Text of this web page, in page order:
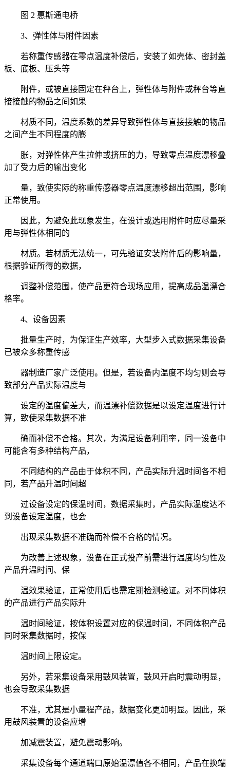
图 2 惠斯通电桥
3、弹性体与附件因素
若称重传感器在零点温度补偿后，安装了如壳体、密封盖
板、底板、压头等
附件，或被直接固定在秤台上，弹性体与附件或秤台等直
接接触的物品之间如果
材质不同，温度系数的差异导致弹性体与直接接触的物品
之间产生不同程度的膨
胀，对弹性体产生拉伸或挤压的力，导致零点温度漂移叠
加了受力后的输出变化
量，致使实际的称重传感器零点温度漂移超出范围，影响
正常使用。
因此，为避免此现象发生，在设计或选用附件时应尽量采
用与弹性体相同的
材质。若材质无法统一，可先验证安装附件后的影响量，
根据验证所得的数据，
调整补偿范围，使产品更符合现场应用，提高成品温漂合
格率。
4、设备因素
批量生产时，为保证生产效率，大型步入式数据采集设备
已被众多称重传感
器制造厂家广泛使用。但是，若设备内温度不均匀则会导
致部分产品实际温度与
设定的温度偏差大，而温漂补偿数据是以设定温度进行计
算，致使采集数据不准
确而补偿不合格。其次，为满足设备利用率，同一设备中
可能含有多种结构产品，
不同结构的产品由于体积不同，产品实际升温时间各不相
同，若产品升温时间超
过设备设定的保温时间，数据采集时，产品实际温度达不
到设备设定温度，也会
出现采集数据不准确而补偿不合格的情况。
为改善上述现象，设备在正式投产前需进行温度均匀性及
产品升温时间、保
温效果验证，正常使用后也需定期检测验证。对不同体积
的产品进行产品实际升
温时间验证，按体积设置对应的保温时间，不同体积产品
同时采集数据时，按保
温时间上限设定。
另外，若采集设备采用鼓风装置，鼓风开启时震动明显，
也会导致采集数据
不准，尤其是小量程产品，数据变化更加明显。因此，采
用鼓风装置的设备应增
加减震装置，避免震动影响。
采集设备每个通道端口原始温漂值各不相同，产品在换端